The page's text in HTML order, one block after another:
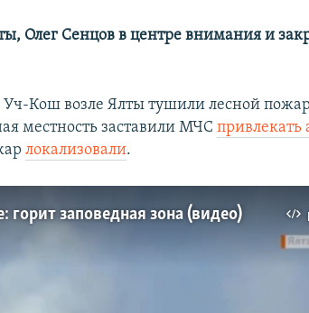
Олег Сенцов в центре внимания и
Кош возле Ялты тушили лесной
местность заставили МЧСпривлекать
локализовали.
горит заповедная зона (видео)